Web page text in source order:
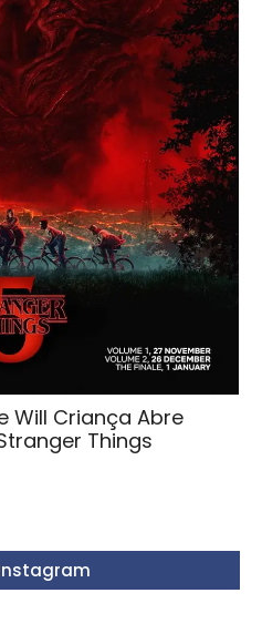
Will Criança Abre
Things